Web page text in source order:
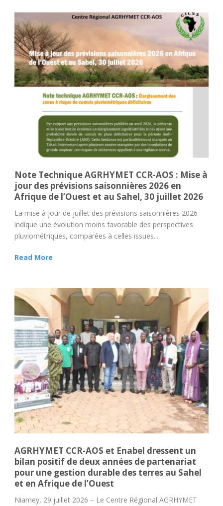
Note Technique AGRHYMET CCR-AOS : Mise à
jour des prévisions saisonnières 2026 en
Afrique de l’Ouest et au Sahel, 30 juillet 2026
La mise à jour de juillet des prévisions saisonnières 2026
indique une évolution moins favorable des perspectives
pluviométriques, comparées à celles issues...
Read More
AGRHYMET CCR-AOS et Enabel dressent un
bilan positif de deux années de partenariat
pour une gestion durable des terres au Sahel
et en Afrique de l’Ouest
Niamey, 29 juillet 2026 – Le Centre Régional AGRHYMET